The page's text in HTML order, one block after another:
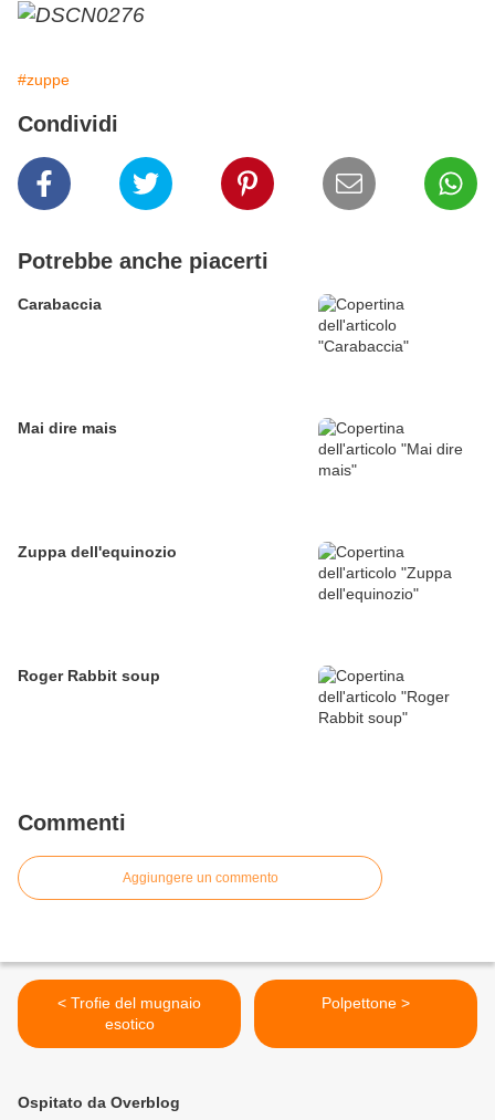
#zuppe
Condividi
Potrebbe anche piacerti
Carabaccia
Mai dire mais
Zuppa dell'equinozio
Roger Rabbit soup
Commenti
Aggiungere un commento
< Trofie del mugnaio
esotico
Polpettone >
Ospitato da Overblog